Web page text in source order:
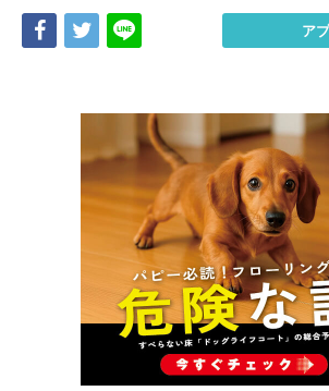
Share Tweet ア